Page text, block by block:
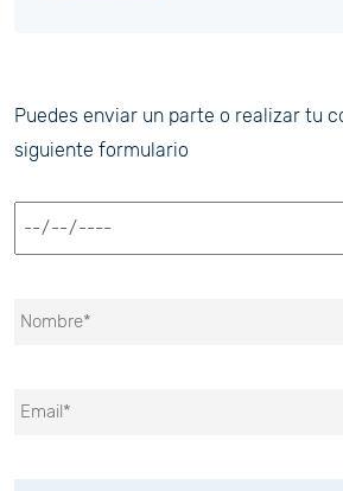
Puedes enviar un parte o realizar tu
siguiente formulario